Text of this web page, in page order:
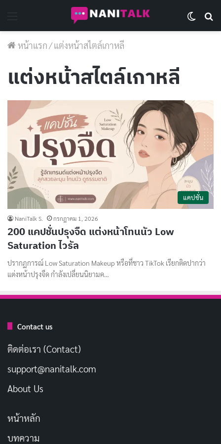
หน้าแรก/แต่งหน้าสไตล์เกาหลี
แต่งหน้าสไตล์เกาหลี
แคปชั่น
NaniTalk S. กรกฎาคม 1, 2026
200 แคปชั่นปรุงจืด แต่งหน้าโทนนัว Low
Saturation ไวรัล
ปรากฏการณ์ Low Saturation Makeup หรือที่ชาว TikTok เรียกติดปากว่า
แต่งหน้าปรุงจืด กำลังเปลี่ยนนิยามค…
Contact us
ติดต่อเรา (Contact)
support@nanitalk.com
About Us
หน้าหลัก
บทความ